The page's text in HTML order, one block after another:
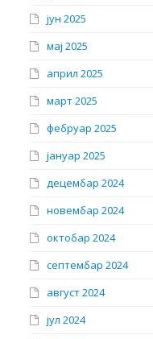
јун 2025
мај 2025
април 2025
март 2025
фебруар 2025
јануар 2025
децембар 2024
новембар 2024
октобар 2024
септембар 2024
август 2024
јул 2024